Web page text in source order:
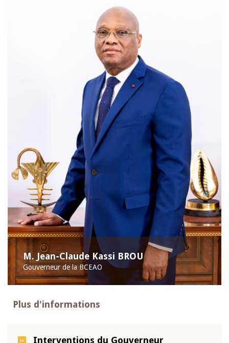
M. Jean-Claude Kassi BROU
Gouverneur de la BCEAO
Plus d'informations
Interventions du Gouverneur